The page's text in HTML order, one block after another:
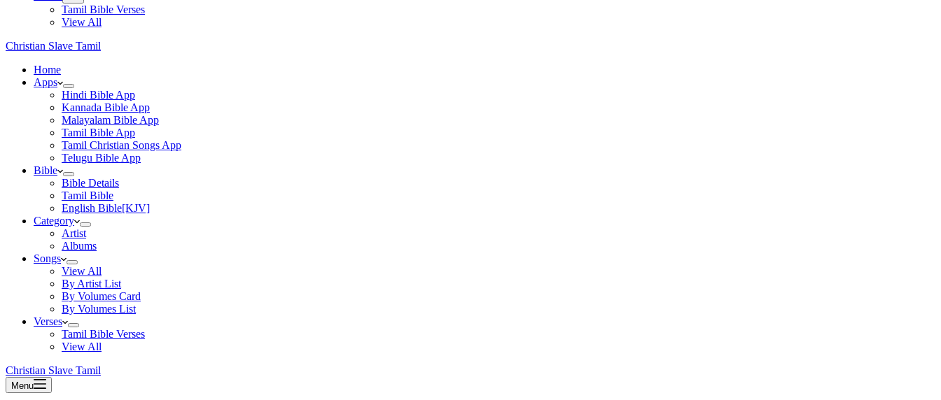
Tamil Bible Verses
View All
Christian Slave Tamil
Home
Apps
Hindi Bible App
Kannada Bible App
Malayalam Bible App
Tamil Bible App
Tamil Christian Songs App
Telugu Bible App
Bible
Bible Details
Tamil Bible
English Bible[KJV]
Category
Artist
Albums
Songs
View All
By Artist List
By Volumes Card
By Volumes List
Verses
Tamil Bible Verses
View All
Christian Slave Tamil
Menu